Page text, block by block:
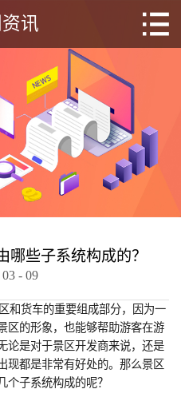
讯
哪些子系统构成的？
03 - 09
和货车的重要组成部分，因为一
区的形象，也能够帮助游客在游
论是对于景区开发商来说，还是
现都是非常有好处的。那么景区
个子系统构成的呢？